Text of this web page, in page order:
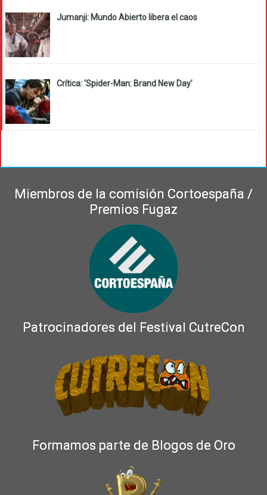
Jumanji: Mundo Abierto libera el caos
Crítica: ‘Spider-Man: Brand New Day’
Miembros de la comisión Cortoespaña /
Premios Fugaz
Patrocinadores del Festival CutreCon
Formamos parte de Blogos de Oro